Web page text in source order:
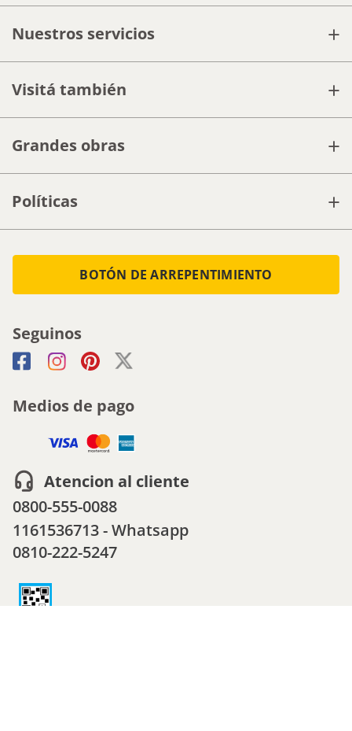
Nuestros servicios +
Visitá también +
Grandes obras +
Políticas +
BOTÓN DE ARREPENTIMIENTO
Seguinos
Medios de pago
Atencion al cliente
0800-555-0088
1161536713 - Whatsapp
0810-222-5247